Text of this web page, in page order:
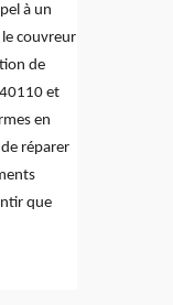
à un
couvreur
de
et
en
réparer
que